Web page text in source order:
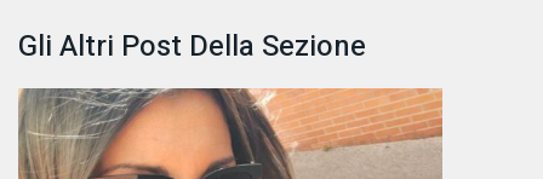
Gli Altri Post Della Sezione